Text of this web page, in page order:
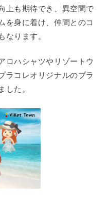
上も期待でき、異空間で
を身に着け、仲間とのコ
なります。
ロハシャツやリゾートウ
ラコレオリジナルのプラ
した。